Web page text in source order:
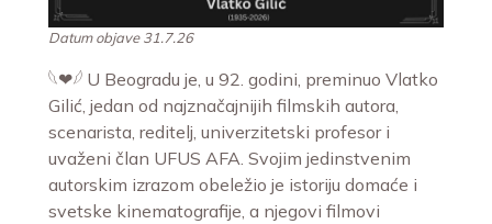
Datum objave 31.7.26
𓆩❤︎𓆪 U Beogradu je, u 92. godini, preminuo Vlatko
Gilić, jedan od najznačajnijih filmskih autora,
scenarista, reditelj, univerzitetski profesor i
uvaženi član UFUS AFA. Svojim jedinstvenim
autorskim izrazom obeležio je istoriju domaće i
svetske kinematografije, a njegovi filmovi